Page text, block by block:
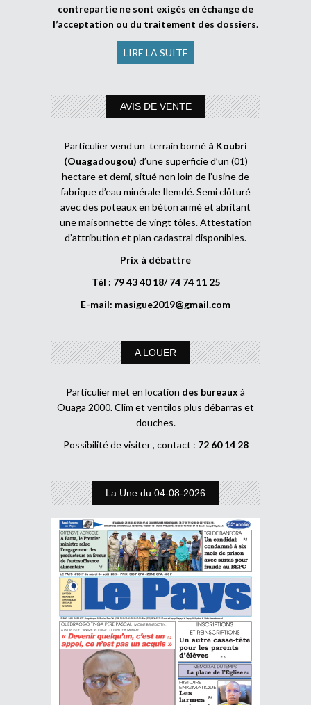
contrepartie ne sont exigés en échange de
l’acceptation ou du traitement des dossiers.
LIRE LA SUITE
AVIS DE VENTE
Particulier vend un terrain borné à Koubri
(Ouagadougou) d’une superficie d’un (01)
hectare et demi, situé non loin de l’usine de
fabrique d’eau minérale Ilemdé. Semi clôturé
avec des poteaux en béton armé et abritant
une maisonnette de vingt tôles. Attestation
d’attribution et plan cadastral disponibles.
Prix à débattre
Tél : 79 43 40 18/ 74 74 11 25
E-mail: masigue2019@gmail.com
A LOUER
Particulier met en location des bureaux à
Ouaga 2000. Clim et ventilos plus débarras et
douches.
Possibilité de visiter , contact : 72 60 14 28
La Une du 04-08-2026